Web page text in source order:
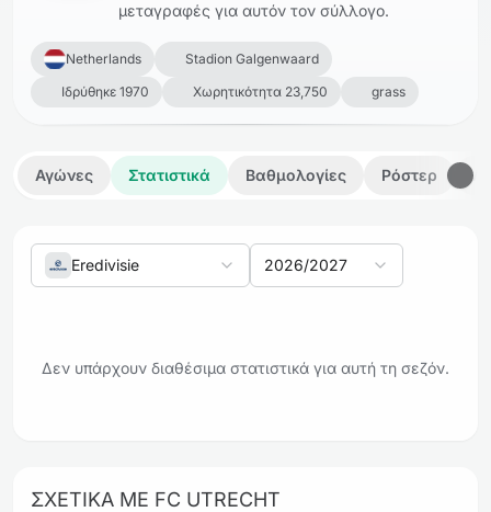
μεταγραφές για αυτόν τον σύλλογο.
Netherlands
Stadion Galgenwaard
Ιδρύθηκε 1970
Χωρητικότητα 23,750 grass
Αγώνες Στατιστικά Βαθμολογίες Ρόστερ
Eredivisie 2026/2027
Δεν υπάρχουν διαθέσιμα στατιστικά για αυτή τη σεζόν.
ΣΧΕΤΙΚΆ ΜΕ FC UTRECHT